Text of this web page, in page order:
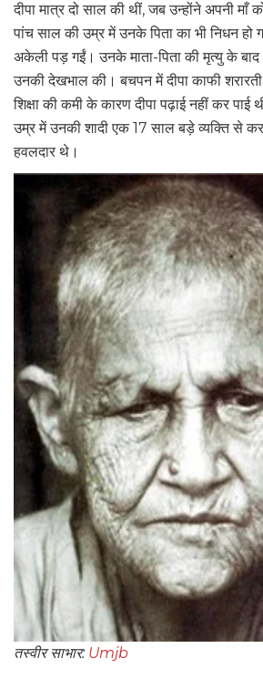
दीपा मात्र दो साल की थीं, जब उन्होंने अपनी माँ
पांच साल की उम्र में उनके पिता का भी निधन हो
अकेली पड़ गईं। उनके माता-पिता की मृत्यु के
उनकी देखभाल की। बचपन में दीपा काफी
शिक्षा की कमी के कारण दीपा पढ़ाई नहीं कर
उम्र में उनकी शादी एक 17 साल बड़े व्यक्ति से कर
हवलदार थे।
तस्वीर साभार: Umjb